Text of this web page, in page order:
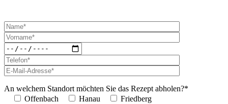
An welchem Standort möchten Sie das Rezept abholen?*
Offenbach
Hanau
Friedberg